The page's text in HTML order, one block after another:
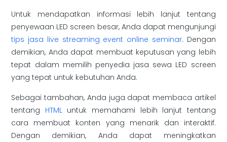
Untuk mendapatkan informasi lebih lanjut tentang
penyewaan LED screen besar, Anda dapat mengunjungi
tips jasa live streaming event online seminar. Dengan
demikian, Anda dapat membuat keputusan yang lebih
tepat dalam memilih penyedia jasa sewa LED screen
yang tepat untuk kebutuhan Anda.
Sebagai tambahan, Anda juga dapat membaca artikel
tentang HTMLuntuk memahami lebih lanjut tentang
cara membuat konten yang menarik dan interaktif.
Dengan demikian, Anda dapat meningkatkan